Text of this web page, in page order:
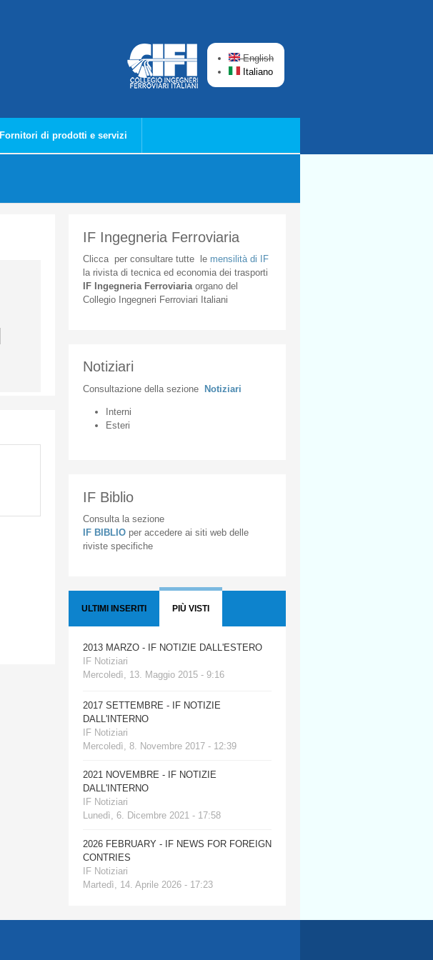
English
Italiano
Fornitori di prodotti e servizi
IF Ingegneria Ferroviaria
Cliccaper consultare tuttele mensilità di IF
la rivista di tecnica ed economia dei trasporti
IF Ingegneria Ferroviaria organodel
Collegio
Ingegneri Ferroviari Italiani
Notiziari
Consultazione della sezione Notiziari
Interni
Esteri
IF Biblio
Consulta la sezione
IF BIBLIO per accedere ai siti web delle
riviste specifiche
ULTIMI INSERITI PIÙ VISTI
2013 MARZO - IF NOTIZIE DALL'ESTERO
IF Notiziari
Mercoledì, 13. Maggio 2015 - 9:16
2017 SETTEMBRE - IF NOTIZIE
DALL'INTERNO
IF Notiziari
Mercoledì, 8. Novembre 2017 - 12:39
2021 NOVEMBRE - IF NOTIZIE
DALL'INTERNO
IF Notiziari
Lunedì, 6. Dicembre 2021 - 17:58
2026 FEBRUARY - IF NEWS FOR FOREIGN
CONTRIES
IF Notiziari
Martedì, 14. Aprile 2026 - 17:23